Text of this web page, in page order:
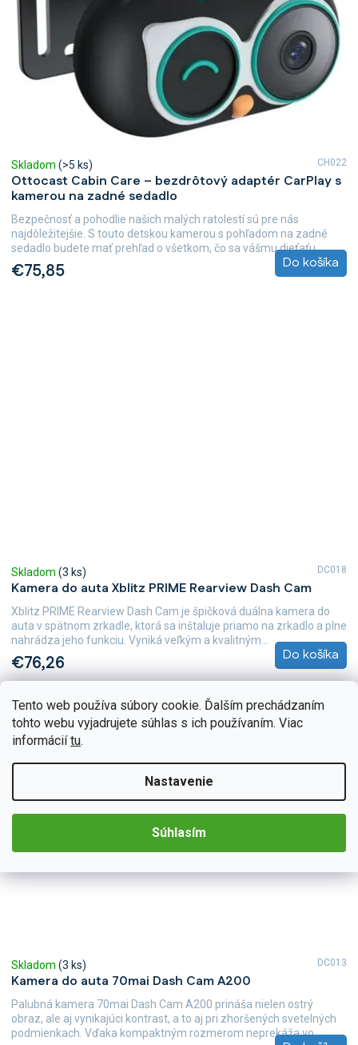
Tento web používa súbory cookie. Ďalším prechádzaním
tohto webu vyjadrujete súhlas s ich používaním. Viac
informáciítu.
Nastavenie
Súhlasím
Ottocast Cabin Care – bezdrôtový adaptér CarPlay s
kamerou na zadné sedadlo
Skladom (>5 ks)
€75,85 Do košíka
Bezpečnosť a pohodlie našich malých ratolestí sú pre nás
najdôležitejšie. S touto detskou kamerou s pohľadom na zadné
sedadlo budete mať prehľad o všetkom, čo sa vášmu dieťaťu...
CH022
Kamera do auta Xblitz PRIME Rearview Dash Cam
Skladom (3 ks)
€76,26 Do košíka
Xblitz PRIME Rearview Dash Cam je špičková duálna kamera do
auta v spätnom zrkadle, ktorá sa inštaluje priamo na zrkadlo a plne
nahrádza jeho funkciu. Vyniká veľkým a kvalitným...
DC018
Kamera do auta 70mai Dash Cam A200
Skladom (3 ks)
Palubná kamera 70mai Dash Cam A200 prináša nielen ostrý
obraz, ale aj vynikajúci kontrast, a to aj pri zhoršených svetelných
podmienkach. Vďaka kompaktným rozmerom neprekáža vo...
DC013